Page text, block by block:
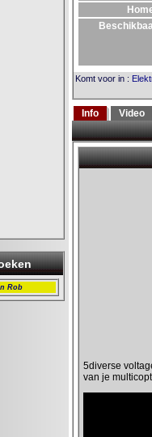
Rob
Komt voor in :
Info Video